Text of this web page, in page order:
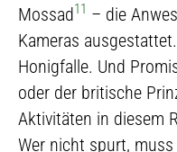
Mossad11 – die
Kameras
Honigfalle. Und
oder der britische
Aktivitäten in diesem
Wer nicht spurt,